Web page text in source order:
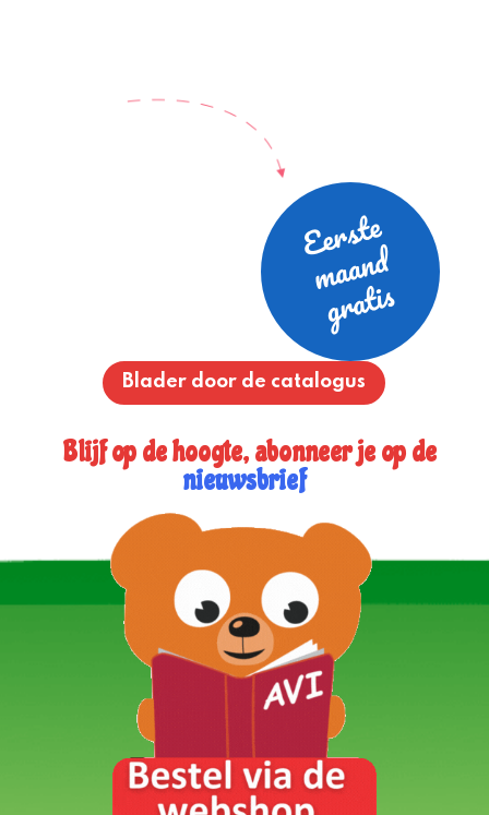
Blader door de catalogus
Blijf op de hoogte, abonneer je op de
nieuwsbrief